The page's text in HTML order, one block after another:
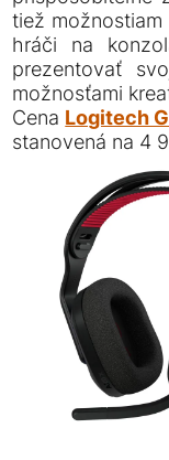
tiež možnostiam
hráči na
prezentovať
možnosťami
Cena Logitech
stanovená na 4